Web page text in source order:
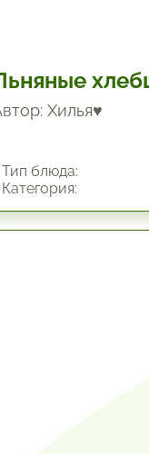
Хилья♥
блюда: